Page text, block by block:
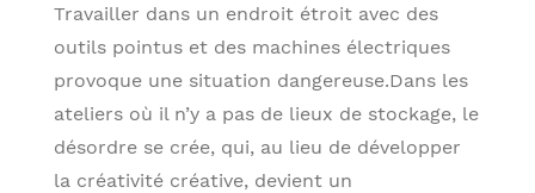
Travailler dans un endroit étroit avec des
outils pointus et des machines électriques
provoque une situation dangereuse.Dans les
ateliers où il n’y a pas de lieux de stockage, le
désordre se crée, qui, au lieu de développer
la créativité créative, devient un